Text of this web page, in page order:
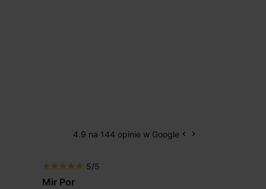
4.9 na 144 opinie w Google Poprzedni
keyboard_arrow_left Następny
keyboard_arrow_right
star star star star star 5/5
Mir Por